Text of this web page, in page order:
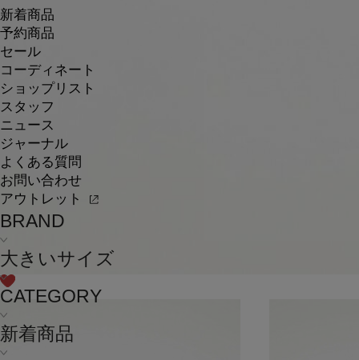
新着商品
予約商品
セール
コーディネート
ショップリスト
スタッフ
ニュース
ジャーナル
よくある質問
お問い合わせ
アウトレット
BRAND
大きいサイズ
CATEGORY
新着商品